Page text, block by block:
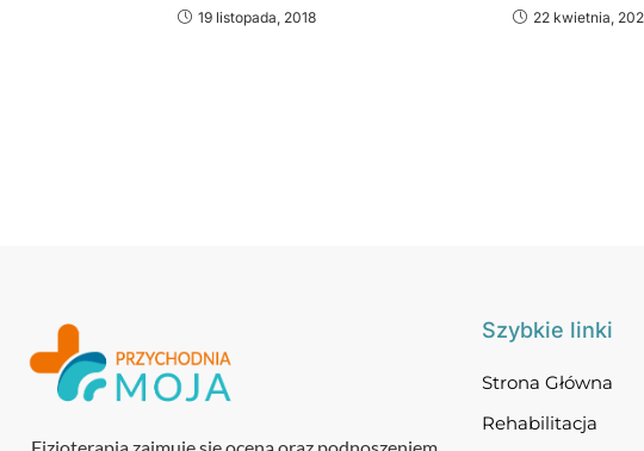
19 listopada, 2018 22 kwietnia,
Szybkie linki
Strona Główna
Rehabilitacja